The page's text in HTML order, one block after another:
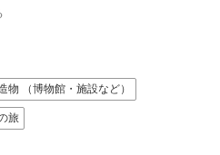
物 （博物館・施設など）
旅